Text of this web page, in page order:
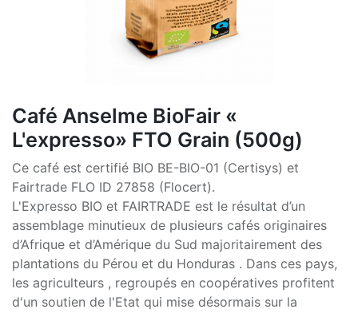
Café Anselme BioFair «
L'expresso» FTO Grain (500g)
Ce café est certifié BIO BE-BIO-01 (Certisys) et
Fairtrade FLO ID 27858 (Flocert).
L'Expresso BIO et FAIRTRADE est le résultat d’un
assemblage minutieux de plusieurs cafés originaires
d’Afrique et d’Amérique du Sud majoritairement des
plantations du Pérou et du Honduras . Dans ces pays,
les agriculteurs , regroupés en coopératives profitent
d'un soutien de l'Etat qui mise désormais sur la